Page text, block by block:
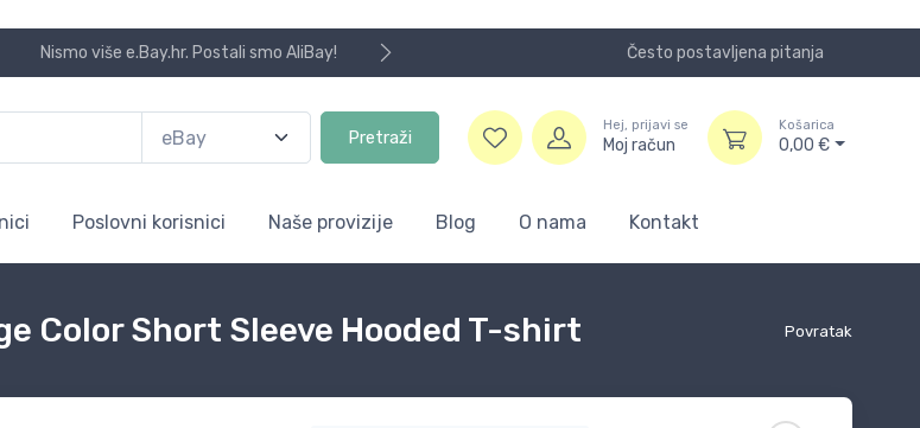
Nismo više e.Bay.hr. Postali smo AliBay! Često postavljena pitanja
Pretraži
Hej, prijavi se
Moj račun
Košarica
0,00 €
Poslovni korisnici Naše provizije Blog O nama Kontakt
Povratak
Color Short Sleeve Hooded T-shirt